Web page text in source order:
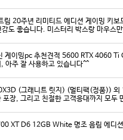
림 20주년 리미티드 에디션 게이밍 키
도 좋습니다. 미스터리 박스랑 마우스
게이밍pc 추천견적 5600 RTX 4060
아주 잘 사용하고 있습니다^^
(그래니트 릿지) (멀티팩(정품)) 외
XT D6 12GB White 명조 음림 에디